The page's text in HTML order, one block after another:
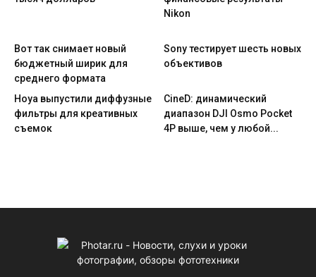
Nikon
Вот так снимает новый
бюджетный ширик для
среднего формата
Sony тестирует шесть новых
объективов
Hoya выпустили диффузные
фильтры для креативных
съемок
CineD: динамический
диапазон DJI Osmo Pocket
4P выше, чем у любой...